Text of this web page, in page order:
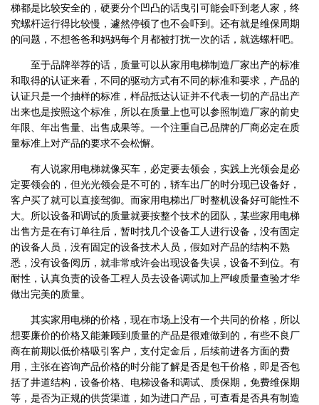
梯都是比较安全的，硬要分个凹凸的话曳引可能会吓到老人家，终
究螺杆运行得比较慢，遽然停顿了也不会吓到。还有就是维保周期
的问题，不想爸爸和妈妈每个月都被打扰一次的话，就选螺杆吧。
至于品牌举荐的话，质量可以从家用电梯制造厂家出产的标准
和取得的认证来看，不同的驱动方式有不同的标准和要求，产品的
认证只是一个抽样的标准，样品抵达认证并不代表一切的产品出产
出来也是按照这个标准，所以在质量上也可以参照制造厂家的前史
年限、年出售量、出售成果等。一个注重自己品牌的厂商必定在质
量标准上对产品的要求不会松懈。
有人说家用电梯就像买车，必定要去领会，实践上光领会是必
定要领会的，但光光领会是不可的，轿车出厂的时分现已设备好，
客户买了就可以直接驾御。而家用电梯出厂时整机设备好可能性不
大。所以设备和调试的质量就要按整个技术的团队，某些家用电梯
出售方是在有订单往后，暂时找几个设备工人进行设备，没有固定
的设备人员，没有固定的设备技术人员，假如对产品的结构不熟
悉，没有设备阅历，就非常或许会出现设备失误，设备不到位。有
耐性，认真负责的设备工程人员去设备调试加上严峻质量查验才华
做出完美的质量。
其实家用电梯的价格，现在市场上没有一个共同的价格，所以
想要廉价的价格又能兼顾到质量的产品是很难做到的，有些不良厂
商在前期以低价格吸引客户，支付定金后，后续前进各方面的费
用，主张在咨询产品价格的时分能了解是否是包干价格，即是否包
括了井道结构，设备价格、电梯设备和调试、质保期，免费维保期
等，是否为正规的供货渠道，如为进口产品，可查看是否具有制造